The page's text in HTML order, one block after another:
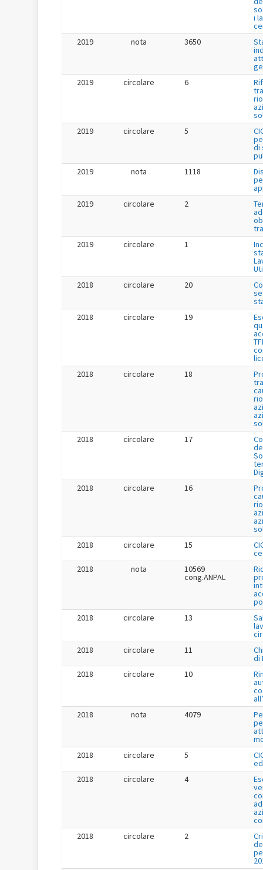
i
2019
nota 3650
2019
circolare 6
2019
circolare 5
di
2019
nota 1118
2019
circolare 2
2019
circolare 1
2018
circolare 20
2018
circolare 19
2018
circolare 18
2018
circolare 17
2018
circolare 16
2018
circolare 15
2018
nota 10569
cong.ANPAL
2018
circolare 13
2018
circolare 11
di
2018
circolare 10
2018
nota 4079
2018
circolare 5
2018
circolare 4
2018
circolare 2